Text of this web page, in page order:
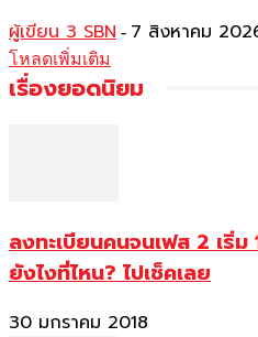
ผู้เขียน 3 SBN - 7 สิงหาคม
โหลดเพิ่มเติม
เรื่องยอดนิยม
ลงทะเบียนคนจนเฟส 2 เริ่ม
ยังไงที่ไหน? ไปเช็คเลย
30 มกราคม 2018